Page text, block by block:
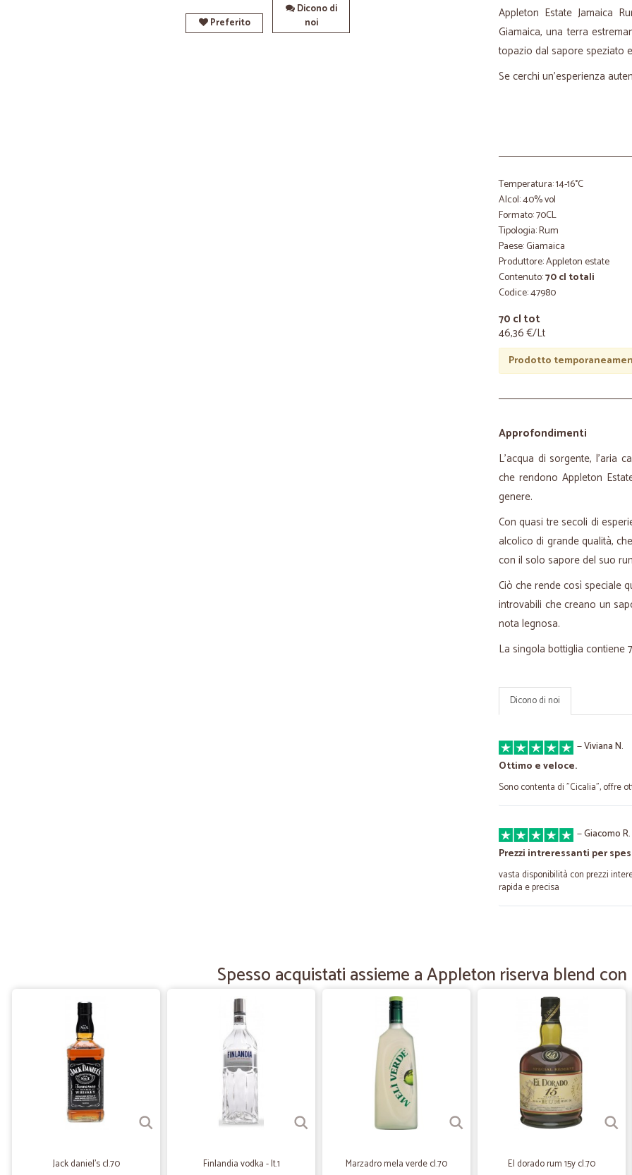
Preferito
Dicono di
noi
Appleton Estate Jamaica
Giamaica, una terra
topazio dal sapore speziato
Se cerchi un'esperienza
Temperatura: 14-16°C
Alcol: 40% vol
Formato: 70CL
Tipologia: Rum
Paese: Giamaica
Produttore: Appleton estate
Contenuto:70 cl totali
Codice: 47980
70 cl tot
46,36 €/Lt
Prodotto
Approfondimenti
L'acqua di sorgente, l'aria
che rendono Appleton
genere.
Con quasi tre secoli di
alcolico di grande qualità,
con il solo sapore del suo
Ciò che rende così speciale
introvabili che creano un
nota legnosa.
La singola bottiglia contiene
Dicono di noi
—Viviana N.
Ottimo e veloce.
Sono contenta di "Cicalia", offre
—Giacomo R.
Prezzi intreressanti per
vasta disponibilità con prezzi
rapida e precisa
Il venditore è assolutamente da
Velocità di consegna
Velocità di consegna eccezionale.
—
puntualità
Spesso acquistati assieme a Appleton riserva blend
Jack daniel's cl.70 Finlandia vodka - lt.1 Marzadro mela verde cl.70 El dorado rum 15y cl.70